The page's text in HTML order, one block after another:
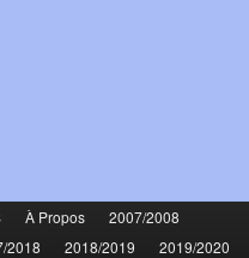
À Propos
2007/2008
2018 2018/2019
2019/2020